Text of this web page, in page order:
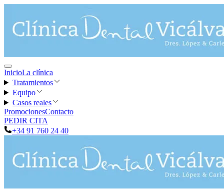
InicioLa clínica
Tratamientos
Equipo
Casos reales
PromocionesContacto
PEDIR CITA
+34 91 760 24 40